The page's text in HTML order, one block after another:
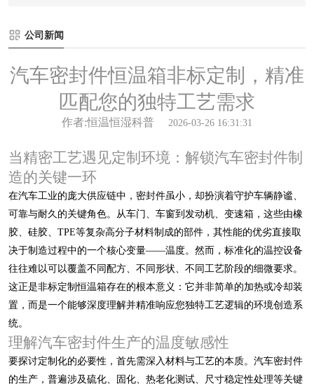
公司新闻
汽车密封件恒温箱非标定制，精准
匹配您的独特工艺需求
作者:恒温恒湿科普 2026-03-26 16:31:31
当精密工艺遇见定制环境：解锁汽车密封件制
造的关键一环
在汽车工业的庞大供应链中，密封件虽小，却扮演着守护车辆静谧、
可靠与耐久的关键角色。从车门、车窗到发动机、变速箱，这些由橡
胶、硅胶、TPE等复杂高分子材料制成的部件，其性能的优劣直接取
决于制造过程中的一个核心变量——温度。然而，标准化的温控设备
往往难以可以覆盖不同配方、不同形状、不同工艺阶段的细微要求。
这正是非标定制恒温箱存在的根本意义：它并非简单的加热或冷却装
置，而是一个能够深度理解并精准响应您独特工艺逻辑的环境创造系
统。
理解汽车密封件生产的温度敏感性
要探讨定制化的必要性，首先需深入材料与工艺的本质。汽车密封件
的生产，普遍涉及硫化、固化、热老化测试、尺寸稳定性处理等关键